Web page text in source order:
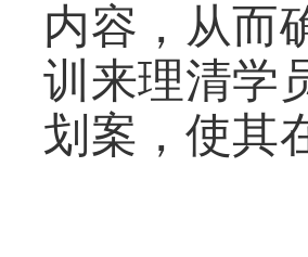
内容，从而
训来理清学
划案，使其